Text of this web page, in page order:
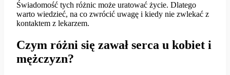
Świadomość tych różnic może uratować życie. Dlatego
warto wiedzieć, na co zwrócić uwagę i kiedy nie zwlekać z
kontaktem z lekarzem.
Czym różni się zawał serca u kobiet i
mężczyzn?